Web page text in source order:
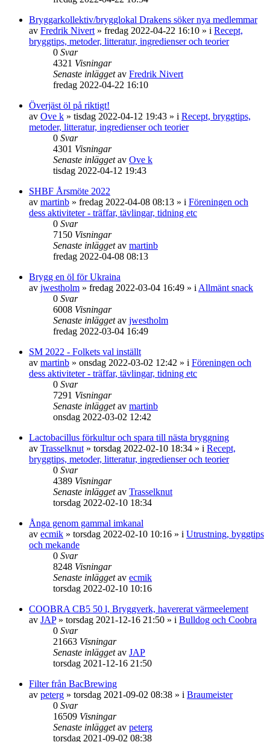
Bryggarkollektiv/brygglokal Drakens söker nya medlemmar
av Fredrik Nivert » fredag 2022-04-22 16:10 » i Recept,
bryggtips, metoder, litteratur, ingredienser och teorier
0 Svar
4321 Visningar
Senaste inläggetav Fredrik Nivert
fredag 2022-04-22 16:10
Överjäst öl på riktigt!
av Ove k » tisdag 2022-04-12 19:43 » i Recept, bryggtips,
metoder, litteratur, ingredienser och teorier
0 Svar
4301 Visningar
Senaste inläggetav Ove k
tisdag 2022-04-12 19:43
SHBF Årsmöte 2022
av martinb » fredag 2022-04-08 08:13 » i Föreningen och
dess aktiviteter - träffar, tävlingar, tidning etc
0 Svar
7150 Visningar
Senaste inläggetav martinb
fredag 2022-04-08 08:13
Brygg en öl för Ukraina
av jwestholm » fredag 2022-03-04 16:49 » i Allmänt snack
0 Svar
6008 Visningar
Senaste inläggetav jwestholm
fredag 2022-03-04 16:49
SM 2022 - Folkets val inställt
av martinb » onsdag 2022-03-02 12:42 » i Föreningen och
dess aktiviteter - träffar, tävlingar, tidning etc
0 Svar
7291 Visningar
Senaste inläggetav martinb
onsdag 2022-03-02 12:42
Lactobacillus förkultur och spara till nästa bryggning
av Trasselknut » torsdag 2022-02-10 18:34 » i Recept,
bryggtips, metoder, litteratur, ingredienser och teorier
0 Svar
4389 Visningar
Senaste inläggetav Trasselknut
torsdag 2022-02-10 18:34
Ånga genom gammal imkanal
av ecmik » torsdag 2022-02-10 10:16 » i Utrustning, byggtips
och mekande
0 Svar
8248 Visningar
Senaste inläggetav ecmik
torsdag 2022-02-10 10:16
COOBRA CB5 50 l, Bryggverk, havererat värmeelement
av JAP» torsdag 2021-12-16 21:50 » i Bulldog och Coobra
0 Svar
21663 Visningar
Senaste inläggetav JAP
torsdag 2021-12-16 21:50
Filter från BacBrewing
av peterg » torsdag 2021-09-02 08:38 » i Braumeister
0 Svar
16509 Visningar
Senaste inläggetav peterg
torsdag 2021-09-02 08:38